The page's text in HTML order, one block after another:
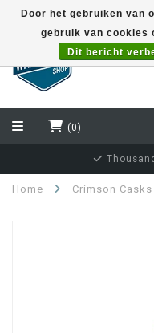
(0)
Home Crimson
Door het gebruiken van
gebruik van cookies
Dit bericht